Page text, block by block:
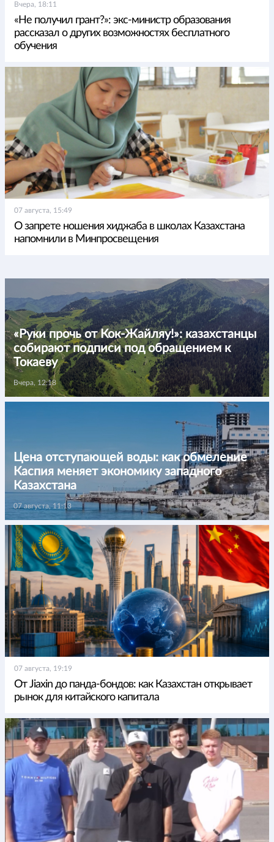
Вчера, 18:11
«Не получил грант?»: экс-министр образования
рассказал о других возможностях бесплатного
обучения
07 августа, 15:49
О запрете ношения хиджаба в школах Казахстана
напомнили в Минпросвещения
«Руки прочь от Кок-Жайляу!»: казахстанцы
собирают подписи под обращением к
Токаеву
Вчера, 12:18
Цена отступающей воды: как обмеление
Каспия меняет экономику западного
Казахстана
07 августа, 11:13
07 августа, 19:19
От Jiaxin до панда-бондов: как Казахстан открывает
рынок для китайского капитала